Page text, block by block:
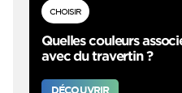
CHOISIR
Quelles couleurs
avec du travertin ?
DÉCOUVRIR